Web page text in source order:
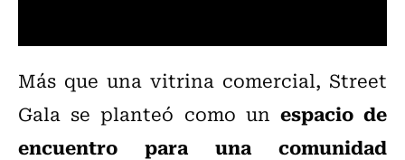
Más que una vitrina comercial, Street
Gala se planteó como un espacio de
encuentro para una comunidad